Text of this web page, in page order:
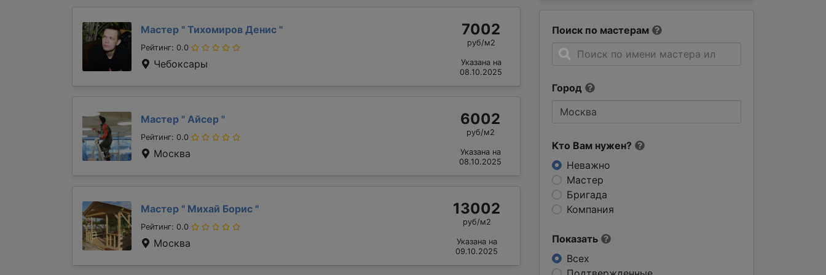
Поиск по мастерам
Город
Кто Вам нужен?
Неважно
Мастер
Бригада
Компания
Показать
Всех
Мастер " Тихомиров Денис "
Рейтинг: 0.0
Чебоксары
7002
руб/м2
Указана на
08.10.2025
Мастер " Айсер "
Рейтинг: 0.0
Москва
6002
руб/м2
Указана на
08.10.2025
Мастер " Михай Борис "
Рейтинг: 0.0
Москва
13002
руб/м2
Указана на
09.10.2025